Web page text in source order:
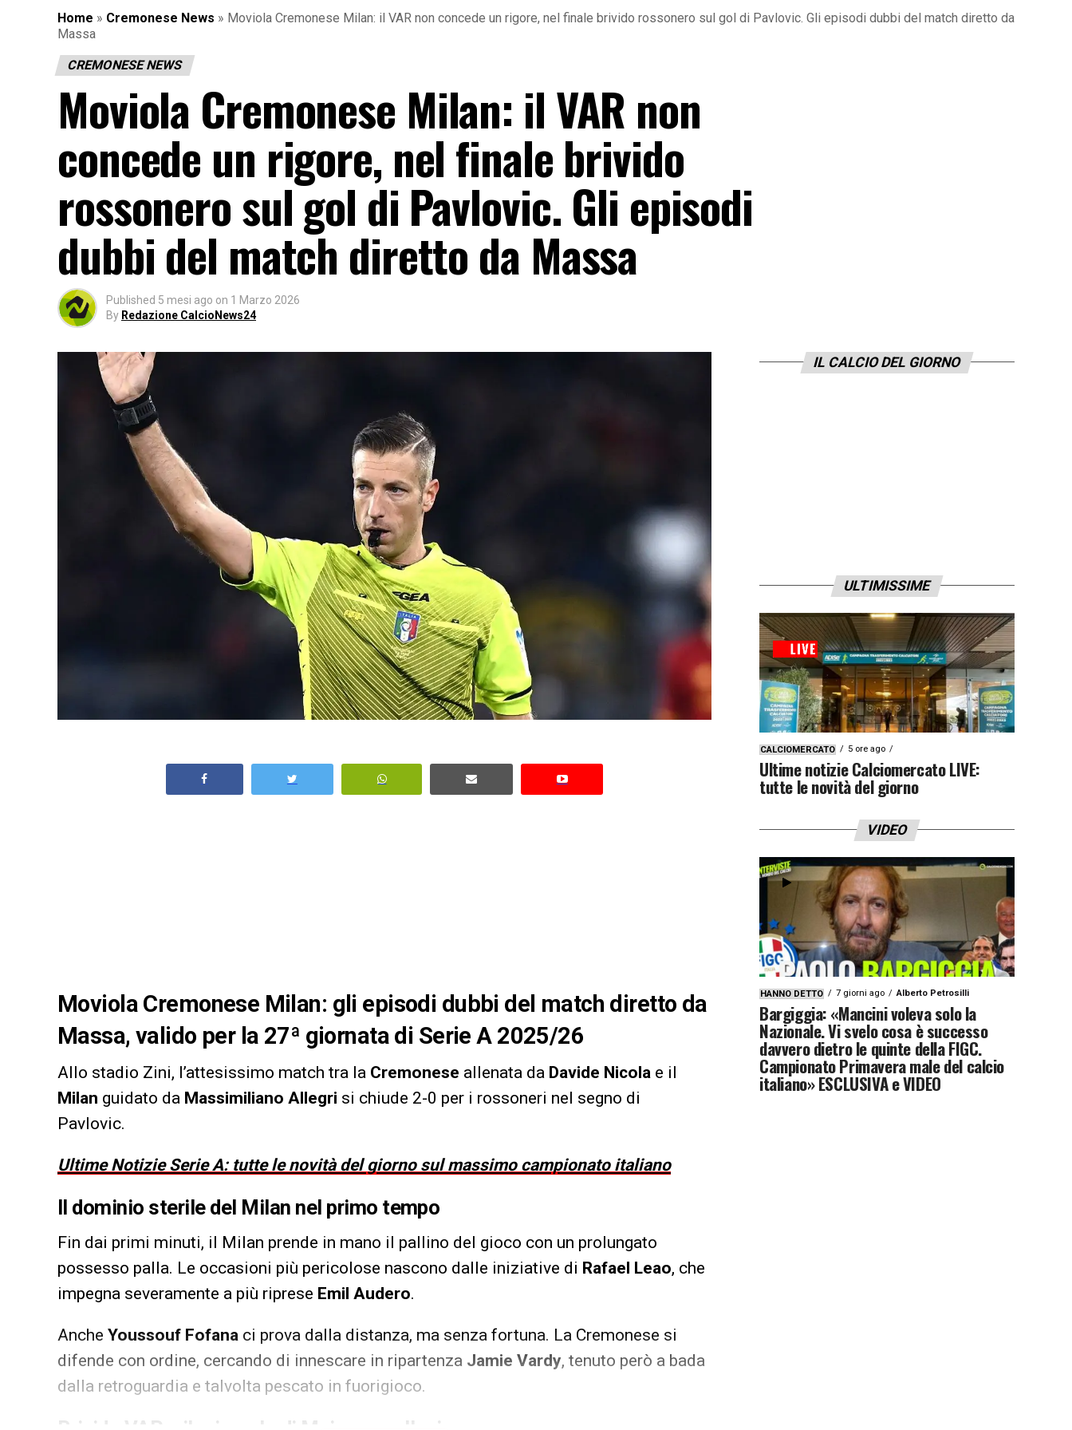
Home » Cremonese News » Moviola Cremonese Milan: il VAR non concede un rigore, nel finale brivido rossonero sul gol di Pavlovic. Gli episodi dubbi del match diretto da
Massa
CREMONESE NEWS
Moviola Cremonese Milan: il VAR non
concede un rigore, nel finale brivido
rossonero sul gol di Pavlovic. Gli episodi
dubbi del match diretto da Massa
Published 5 mesi ago on 1 Marzo 2026
By Redazione CalcioNews24
Moviola Cremonese Milan: gli episodi dubbi del match diretto da
Massa, valido per la 27ª giornata di Serie A 2025/26
Allo stadio Zini, l’attesissimo match tra la Cremonese allenata da Davide Nicola e il
Milan guidato da Massimiliano Allegri si chiude 2-0 per i rossoneri nel segno di
Pavlovic.
Ultime Notizie Serie A: tutte le novità del giorno sul massimo campionato italiano
Il dominio sterile del Milan nel primo tempo
Fin dai primi minuti, il Milan prende in mano il pallino del gioco con un prolungato
possesso palla. Le occasioni più pericolose nascono dalle iniziative di Rafael Leao, che
impegna severamente a più riprese Emil Audero.
Anche Youssouf Fofana ci prova dalla distanza, ma senza fortuna. La Cremonese si
difende con ordine, cercando di innescare in ripartenza Jamie Vardy, tenuto però a bada
dalla retroguardia e talvolta pescato in fuorigioco.
IL CALCIO DEL GIORNO
ULTIMISSIME
CALCIOMERCATO 5 ore ago
Ultime notizie Calciomercato LIVE:
tutte le novità del giorno
VIDEO
HANNO DETTO 7 giorni ago Alberto Petrosilli
Bargiggia: «Mancini voleva solo la
Nazionale. Vi svelo cosa è successo
davvero dietro le quinte della FIGC.
Campionato Primavera male del calcio
italiano» ESCLUSIVA e VIDEO